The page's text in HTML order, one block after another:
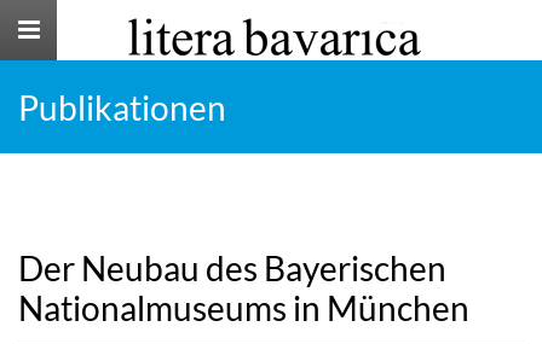
Toggle
Publikationen
Der Neubau des Bayerischen
Nationalmuseums in München